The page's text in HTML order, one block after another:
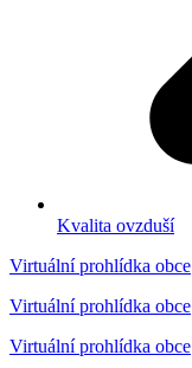
Kvalita ovzduší
Virtuální prohlídka obce
Virtuální prohlídka obce
Virtuální prohlídka obce